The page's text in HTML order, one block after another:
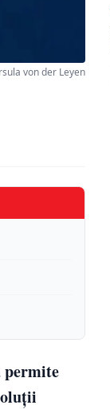
von der Leyen
permite